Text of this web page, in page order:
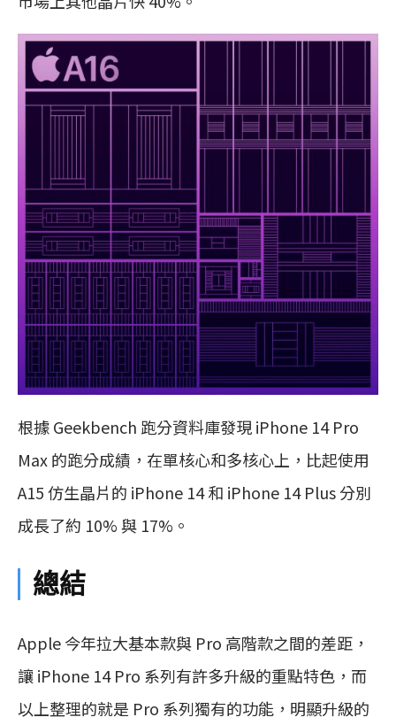
根據 Geekbench 跑分資料庫發現 iPhone 14 Pro
Max 的跑分成績，在單核心和多核心上，比起使用
A15 仿生晶片的 iPhone 14 和 iPhone 14 Plus 分別
成長了約 10% 與 17%。
總結
Apple 今年拉大基本款與 Pro 高階款之間的差距，
讓 iPhone 14 Pro 系列有許多升級的重點特色，而
以上整理的就是 Pro 系列獨有的功能，明顯升級的